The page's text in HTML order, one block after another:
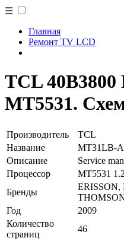
☰
Главная
Ремонт TV LCD
TCL
MT5531.
Производитель
TCL
Название
MT31LB-
Описание
Service
Процессор
MT5531
Бренды
ERISSON,
Год
2009
Количество
страниц
46